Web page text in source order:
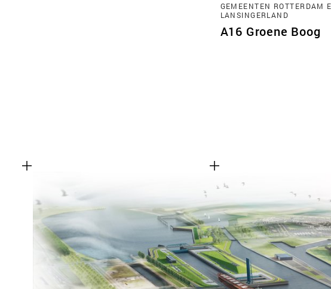
GEMEENTEN ROTTERDAM
LANSINGERLAND
A16 Groene Boog